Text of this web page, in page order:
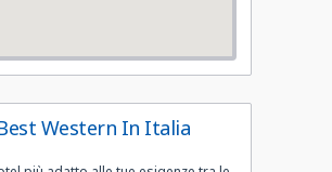
Western In Italia